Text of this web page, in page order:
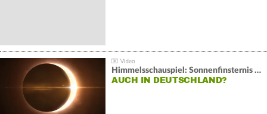
Himmelsschauspiel: Sonnenfinsternis über Spanien
AUCH IN DEUTSCHLAND?